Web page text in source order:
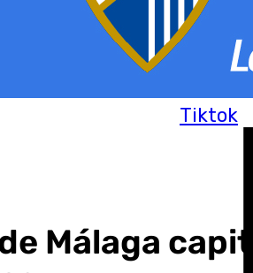
Tiktok
Málaga